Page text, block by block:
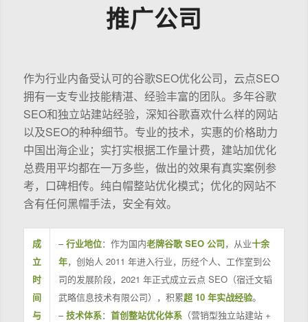
推广公司
作为行业内备受认可的谷歌SEO优化公司，云点SEO
拥有一支专业技能精湛、经验丰富的团队。多年谷歌
SEO和独立站建站经验，深知谷歌喜欢什么样的网站
以及SEO的种种细节。专业的技术，实惠的价格助力
中国出海企业；实打实根据工作量计费，建站加优化
总费用平均都在一万多些，做出的效果有真实案例参
考，口碑相传。纯白帽整站优化模式；优化的网站不
含有任何黑帽手法，安全有效。
成
立
时
间
与
–行业地位：作为国内老牌谷歌 SEO 公司，从业十余
年，创始人 2011 年进入行业，历经个人、工作室到公
司的发展阶段，2021 年正式成立云点 SEO（宿迁文韬
武略信息技术有限公司），积累超 10 年实战经验。
–技术体系： 首创整站优化体系（营销型独立站建站 +